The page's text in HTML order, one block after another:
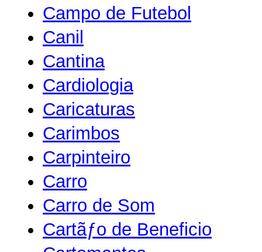
Campo de Futebol
Canil
Cantina
Cardiologia
Caricaturas
Carimbos
Carpinteiro
Carro
Carro de Som
Cartãƒo de Beneficio